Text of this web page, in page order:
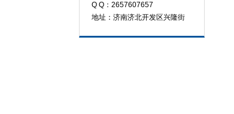
Q Q：2657607657
地址：济南济北开发区兴隆街